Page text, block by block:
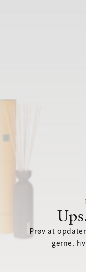
Prøv at
gerne,